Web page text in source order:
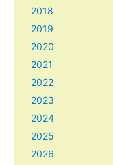
2018
2019
2020
2021
2022
2023
2024
2025
2026